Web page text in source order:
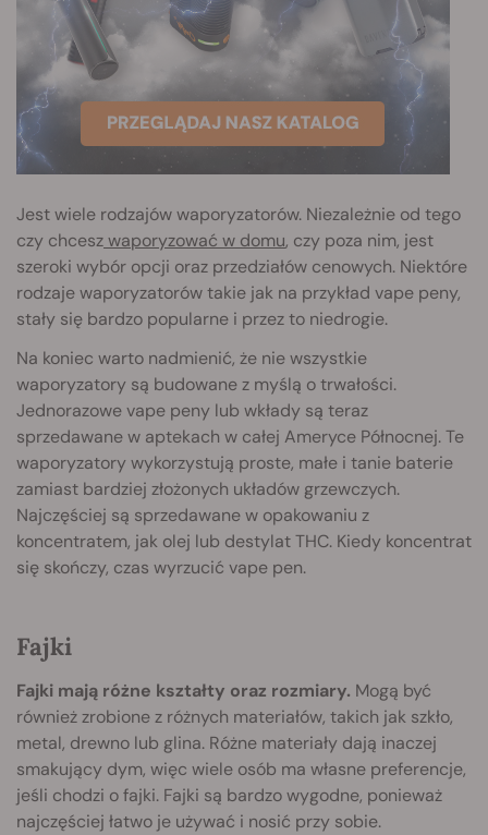
Jest wiele rodzajów waporyzatorów. Niezależnie od tego
czy chceszwaporyzować w domu, czy poza nim, jest
szeroki wybór opcji oraz przedziałów cenowych. Niektóre
rodzaje waporyzatorów takie jak na przykład vape peny,
stały się bardzo popularne i przez to niedrogie.
Na koniec warto nadmienić, że nie wszystkie
waporyzatory są budowane z myślą o trwałości.
Jednorazowe vape peny lub wkłady są teraz
sprzedawane w aptekach w całej Ameryce Północnej. Te
waporyzatory wykorzystują proste, małe i tanie baterie
zamiast bardziej złożonych układów grzewczych.
Najczęściej są sprzedawane w opakowaniu z
koncentratem, jak olej lub destylat THC. Kiedy koncentrat
się skończy, czas wyrzucić vape pen.
Fajki
Fajki mają różne kształty oraz rozmiary. Mogą być
również zrobione z różnych materiałów, takich jak szkło,
metal, drewno lub glina. Różne materiały dają inaczej
smakujący dym, więc wiele osób ma własne preferencje,
jeśli chodzi o fajki. Fajki są bardzo wygodne, ponieważ
najczęściej łatwo je używać i nosić przy sobie.